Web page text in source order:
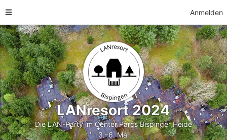
Anmelden
LANresort 2024
Die LAN-Party im Center Parcs Bispinger Heide
3.–6. Mai